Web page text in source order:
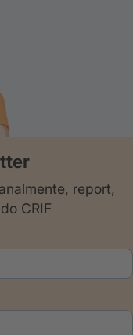
report,
CRIF